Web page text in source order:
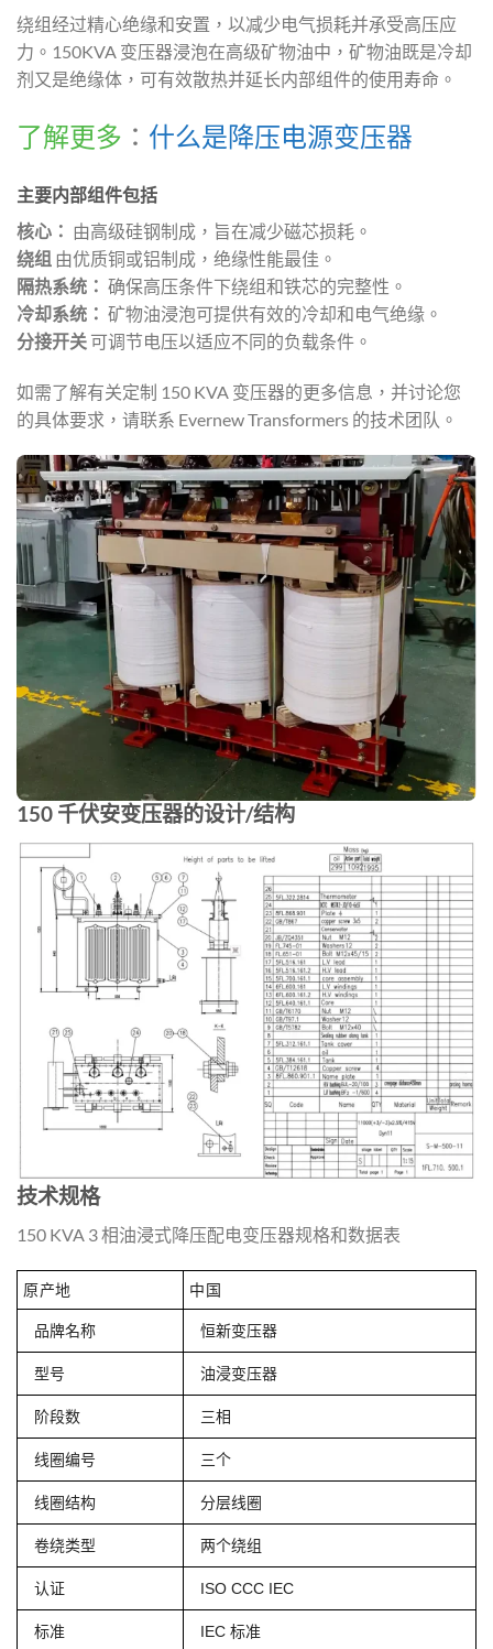
绕组经过精心绝缘和安置，以减少电气损耗并承受高压应
力。150KVA 变压器浸泡在高级矿物油中，矿物油既是冷却
剂又是绝缘体，可有效散热并延长内部组件的使用寿命。
了解更多 ： 什么是降压电源变压器
主要内部组件包括
核心： 由高级硅钢制成，旨在减少磁芯损耗。
绕组 由优质铜或铝制成，绝缘性能最佳。
隔热系统： 确保高压条件下绕组和铁芯的完整性。
冷却系统： 矿物油浸泡可提供有效的冷却和电气绝缘。
分接开关 可调节电压以适应不同的负载条件。
如需了解有关定制 150 KVA 变压器的更多信息，并讨论您
的具体要求，请联系 Evernew Transformers 的技术团队。
150 千伏安变压器的设计/结构
技术规格
150 KVA 3 相油浸式降压配电变压器规格和数据表
原产地 中国
品牌名称 恒新变压器
型号 油浸变压器
阶段数 三相
线圈编号 三个
线圈结构 分层线圈
卷绕类型 两个绕组
认证 ISO CCC IEC
标准 IEC 标准